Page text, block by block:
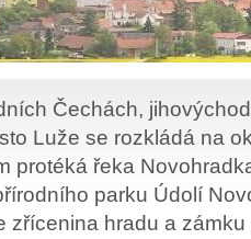
Čechách,
Luže se rozkládá na
protéká řeka
parku Údolí
zřícenina hradu a